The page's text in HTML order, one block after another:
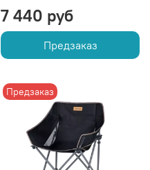
7 440 руб
Предзаказ
Предзаказ